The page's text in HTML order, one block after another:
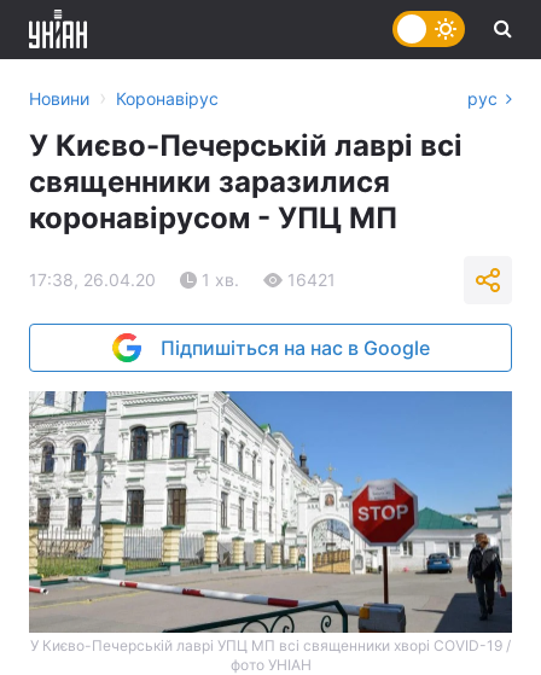
Новини › Коронавірус рус
У Києво-Печерській лаврі всі
священники заразилися
коронавірусом - УПЦ МП
17:38, 26.04.20 1 хв. 16421
Підпишіться на нас в Google
У Києво-Печерській лаврі УПЦ МП всі священники хворі COVID-19 /
фото УНІАН